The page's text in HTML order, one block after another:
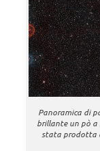
Panoramica di
brillante un pò a
stata prodotta